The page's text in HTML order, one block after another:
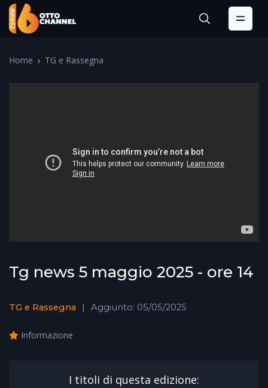
Home TG e Rassegna
Tg news 5 maggio 2025 - ore 14
TG e Rassegna Aggiunto: 05/05/2025
Informazione
I titoli di questa edizione: